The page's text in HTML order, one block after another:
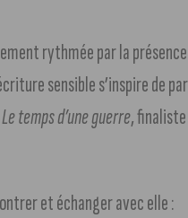
rythmée par la
sensible s’inspire de
Le temps d’une guerre, finaliste
et échanger avec elle :